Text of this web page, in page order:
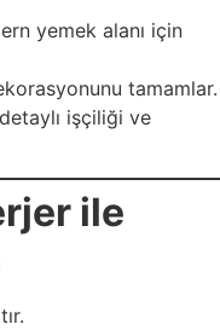
yemek alanı için
tamamlar.
işçiliği ve
ile